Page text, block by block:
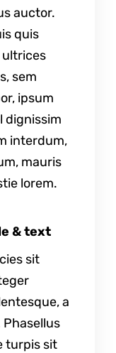
auctor.
quis
sem
ipsum
dignissim
interdum,
mauris
lorem.
& text
sit
a
turpis sit